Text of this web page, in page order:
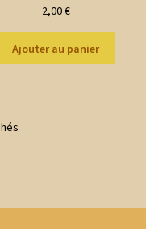
2,00€
Ajouter au panier